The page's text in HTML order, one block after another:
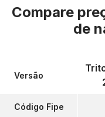
Compare
de
Versão
Código Fipe